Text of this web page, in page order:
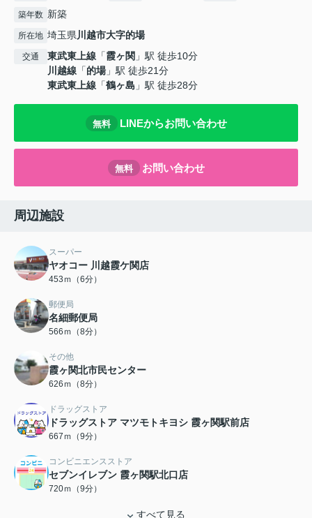
築年数 新築
所在地 埼玉県川越市大字的場
交通 東武東上線 「霞ヶ関 」駅 徒歩10分
川越線 「的場」駅 徒歩21分
東武東上線 「鶴ヶ島 」駅 徒歩28分
無料 LINEからお問い合わせ
無料 お問い合わせ
周辺施設
スーパー
ヤオコー 川越霞ケ関店
453ｍ（6分）
郵便局
名細郵便局
566ｍ（8分）
その他
霞ヶ関北市民センター
626ｍ（8分）
ドラッグストア
ドラッグストア マツモトキヨシ 霞ヶ関駅前店
667ｍ（9分）
コンビニエンスストア
セブンイレブン 霞ヶ関駅北口店
720ｍ（9分）
すべて見る